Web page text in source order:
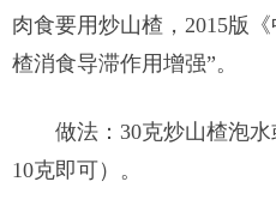
肉食要用炒山楂，2015版
楂消食导滞作用增强”。
做法：30克炒山楂泡
10克即可）。